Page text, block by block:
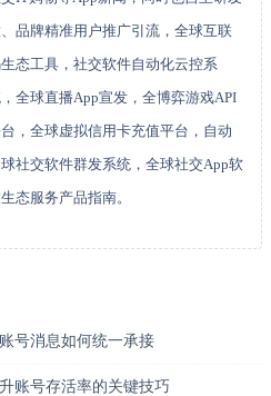
品牌精准用户推广引流，全球互联
态工具，社交软件自动化云控系
全球直播App宣发，全博弈游戏API
，全球虚拟信用卡充值平台，自动
社交软件群发系统，全球社交App软
态服务产品指南。
号消息如何统一承接
账号存活率的关键技巧